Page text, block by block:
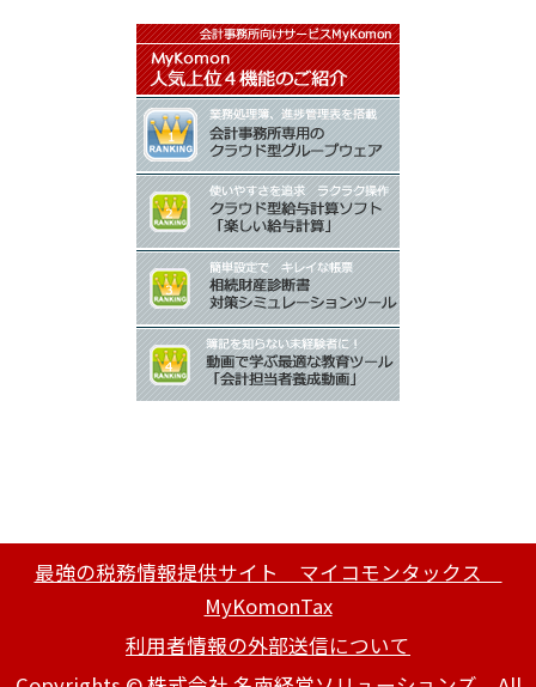
最強の税務情報提供サイト マイコモンタックス
MyKomonTax
利用者情報の外部送信について